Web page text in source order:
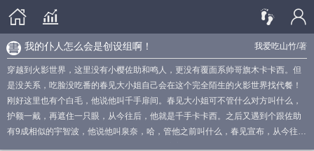
我爱吃山竹/著
我的仆人怎么会是创设组啊！
穿越到火影世界，这里没有小樱佐助和鸣人，更没有覆面系帅哥旗木卡卡西。但
是没关系，吃脸没吃番的春见大小姐自己会在这个完全陌生的火影世界找代餐！
刚好这里也有个白毛，他说他叫千手扉间。春见大小姐可不管什么对方叫什么，
护额一戴，再遮住一只眼，从今往后，他就是千手卡卡西。之后又遇到个跟佐助
有9成相似的宇智波，他说他叫泉奈，哈，管他之前叫什么，春见宣布，从今往后